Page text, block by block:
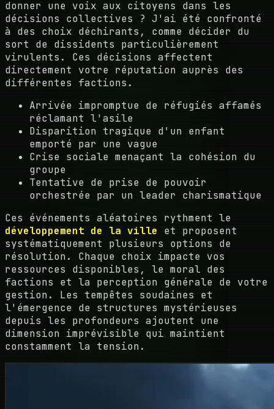
donner une voix aux citoyens dans les
décisions collectives ? J'ai été confronté
à des choix déchirants, comme décider du
sort de dissidents particulièrement
virulents. Ces décisions affectent
directement votre réputation auprès des
différentes factions.
Arrivée impromptue de réfugiés affamés
réclamant l'asile
Disparition tragique d'un enfant
emporté par une vague
Crise sociale menaçant la cohésion du
groupe
Tentative de prise de pouvoir
orchestrée par un leader charismatique
Ces événements aléatoires rythment le
développement de la ville et proposent
systématiquement plusieurs options de
résolution. Chaque choix impacte vos
ressources disponibles, le moral des
factions et la perception générale de votre
gestion. Les tempêtes soudaines et
l'émergence de structures mystérieuses
depuis les profondeurs ajoutent une
dimension imprévisible qui maintient
constamment la tension.